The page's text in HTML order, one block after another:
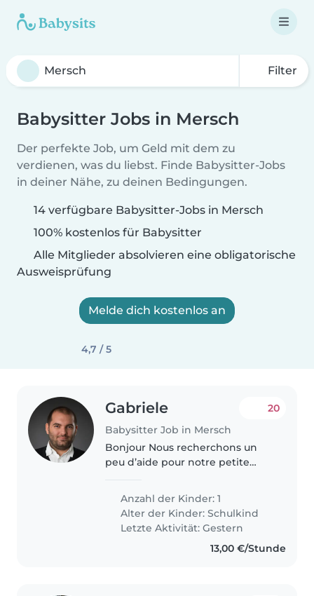
Filter
Babysitter Jobs in Mersch
Der perfekte Job, um Geld mit dem zu
verdienen, was du liebst. Finde Babysitter-Jobs
in deiner Nähe, zu deinen Bedingungen.
14 verfügbare Babysitter-Jobs in Mersch
100% kostenlos für Babysitter
Alle Mitglieder absolvieren eine obligatorische
Ausweisprüfung
Melde dich kostenlos an
4,7 / 5
Gabriele
Babysitter Job in Mersch
20
Bonjour Nous recherchons un
peu d’aide pour notre petite
l’école et l’aider dans ses devoirs.
Elle est autonome mais reste
une enfant et il faut..
Anzahl der Kinder: 1
Alter der Kinder:Schulkind
Letzte Aktivität: Gestern
13,00 €/Stunde